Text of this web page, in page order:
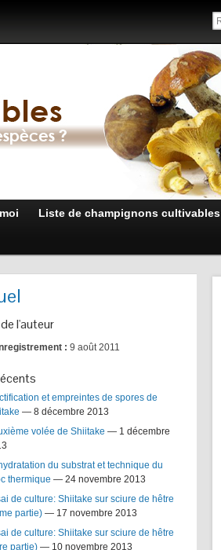
Liste de champignons cultivables
l'auteur
: 9 août 2011
et empreintes de spores de
— 8 décembre 2013
volée de Shiitake — 1 décembre
du substrat et technique du
thermique — 24 novembre 2013
de culture: Shiitake sur sciure de hêtre
partie) — 17 novembre 2013
de culture: Shiitake sur sciure de hêtre
partie) — 10 novembre 2013